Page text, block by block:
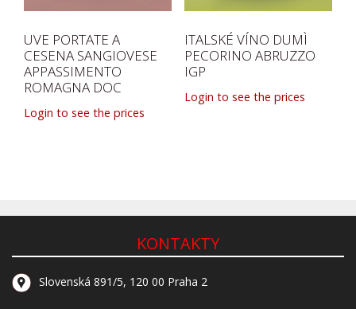
UVE PORTATE A
CESENA SANGIOVESE
APPASSIMENTO
ROMAGNA DOC
Login to see the prices
ITALSKÉ VÍNO DUMÌ
PECORINO ABRUZZO
IGP
Login to see the prices
KONTAKTY
Slovenská 891/5, 120 00 Praha 2